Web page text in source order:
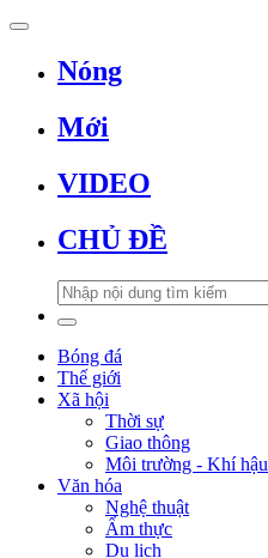
Nóng
Mới
VIDEO
CHỦ ĐỀ
Bóng đá
Thế giới
Xã hội
Thời sự
Giao thông
Môi trường - Khí hậu
Văn hóa
Nghệ thuật
Ẩm thực
Du lịch